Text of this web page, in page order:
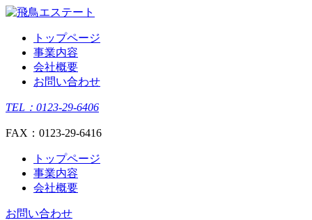
トップページ
事業内容
会社概要
お問い合わせ
TEL： 0123-29-6406
FAX： 0123-29-6416
トップページ
事業内容
会社概要
お問い合わせ